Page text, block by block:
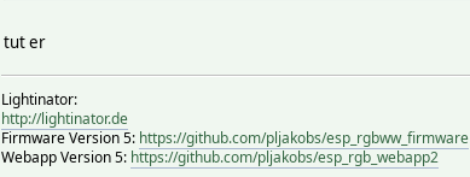
tut er
Lightinator:
http://lightinator.de
Firmware Version 5: https://github.com/pljakobs/esp_rgbww_firmware
Webapp Version 5: https://github.com/pljakobs/esp_rgb_webapp2